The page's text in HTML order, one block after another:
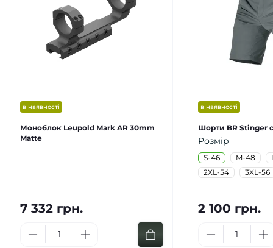
в наявності
Моноблок Leupold Mark AR 30mm
Matte
7 332 грн.
в наявності
Шорти BR Stinger
Розмір
S-46 M-48
2XL-54
3XL-56
2 100 грн.